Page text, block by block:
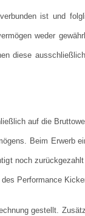
ist und
weder
diese
auf die
Beim Erwerb
noch
Performance
gestellt.